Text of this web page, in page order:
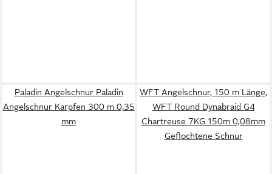
Paladin Angelschnur Paladin
Angelschnur Karpfen 300 m 0,35
mm
WFT Angelschnur, 150 m Länge,
WFT Round Dynabraid G4
Chartreuse 7KG 150m 0,08mm
Geflochtene Schnur